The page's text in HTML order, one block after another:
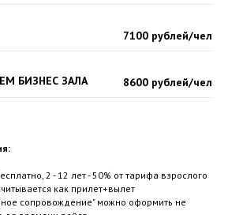
7100 рублей/чел
БИЗНЕС ЗАЛА 8600 рублей/чел
2 - 12 лет - 50% от тарифа взрослого
как прилет+вылет
сопровождение" можно оформить не